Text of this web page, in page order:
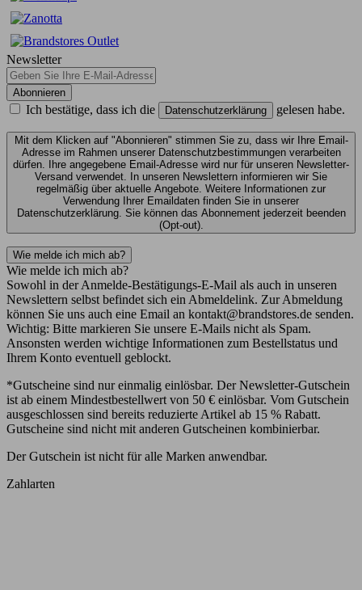
Newsletter
Abonnieren
Ich bestätige, dass ich die Datenschutzerklärung gelesen habe.
Mit dem Klicken auf "Abonnieren" stimmen Sie zu, dass wir Ihre Email-
Adresse im Rahmen unserer Datenschutzbestimmungen verarbeiten
dürfen. Ihre angegebene Email-Adresse wird nur für unseren Newsletter-
Versand verwendet. In unseren Newslettern informieren wir Sie
regelmäßig über aktuelle Angebote. Weitere Informationen zur
Verwendung Ihrer Emaildaten finden Sie in unserer
Datenschutzerklärung. Sie können das Abonnement jederzeit beenden
(Opt-out).
Wie melde ich mich ab?
Wie melde ich mich ab?
Sowohl in der Anmelde-Bestätigungs-E-Mail als auch in unseren
Newslettern selbst befindet sich ein Abmeldelink. Zur Abmeldung
können Sie uns auch eine Email an kontakt@brandstores.de senden.
Wichtig: Bitte markieren Sie unsere E-Mails nicht als Spam.
Ansonsten werden wichtige Informationen zum Bestellstatus und
Ihrem Konto eventuell geblockt.
*Gutscheine sind nur einmalig einlösbar. Der Newsletter-Gutschein
ist ab einem Mindestbestellwert von 50 € einlösbar. Vom Gutschein
ausgeschlossen sind bereits reduzierte Artikel ab 15 % Rabatt.
Gutscheine sind nicht mit anderen Gutscheinen kombinierbar.
Der Gutschein ist nicht für alle Marken anwendbar.
Zahlarten